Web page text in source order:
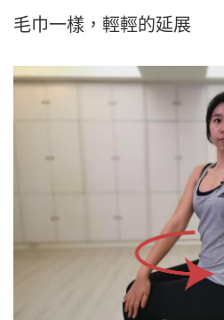
毛巾一樣，輕輕的延展